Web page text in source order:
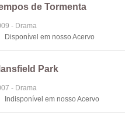
de Tormenta
- Drama
Disponível em nosso Acervo
Park
- Drama
Indisponível em nosso Acervo